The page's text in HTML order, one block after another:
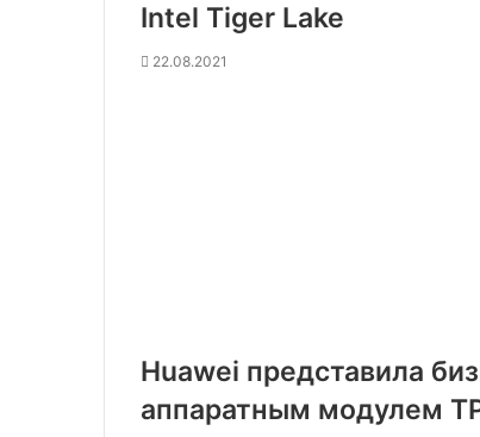
Intel Tiger Lake
22.08.2021
Huawei представила
аппаратным модулем